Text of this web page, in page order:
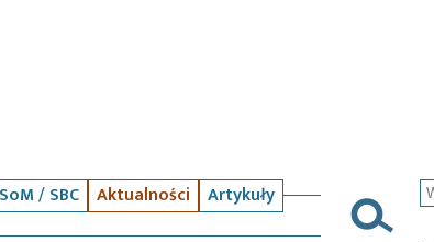
SoM / SBC Aktualności
Artykuły